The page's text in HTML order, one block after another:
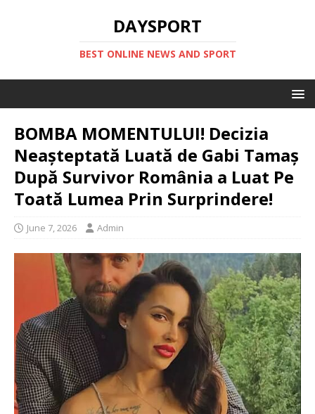
DAYSPORT
BEST ONLINE NEWS AND SPORT
BOMBA MOMENTULUI! Decizia
Neașteptată Luată de Gabi Tamaș
După Survivor România a Luat Pe
Toată Lumea Prin Surprindere!
June 7, 2026 Admin